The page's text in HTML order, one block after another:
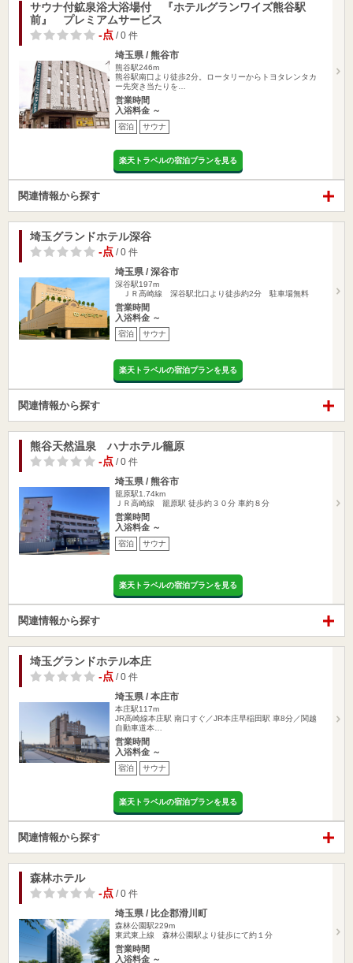
サウナ付鉱泉浴大浴場付 『ホテルグランワイズ熊谷駅
前』 プレミアムサービス
-点 / 0 件
埼玉県 / 熊谷市
熊谷駅246m
熊谷駅南口より徒歩2分。ロータリーからトヨタレンタカ
ー先突き当たりを…
営業時間
入浴料金 ～
宿泊 サウナ
楽天トラベルの宿泊プランを見る
関連情報から探す
埼玉グランドホテル深谷
-点 / 0 件
埼玉県 / 深谷市
深谷駅197m
ＪＲ高崎線 深谷駅北口より徒歩約2分 駐車場無料
営業時間
入浴料金 ～
宿泊 サウナ
楽天トラベルの宿泊プランを見る
関連情報から探す
熊谷天然温泉 ハナホテル籠原
-点 / 0 件
埼玉県 / 熊谷市
籠原駅1.74km
ＪＲ高崎線 籠原駅 徒歩約３０分 車約８分
営業時間
入浴料金 ～
宿泊 サウナ
楽天トラベルの宿泊プランを見る
関連情報から探す
埼玉グランドホテル本庄
-点 / 0 件
埼玉県 / 本庄市
本庄駅117m
JR高崎線本庄駅 南口すぐ／JR本庄早稲田駅 車8分／関越
自動車道本…
営業時間
入浴料金 ～
宿泊 サウナ
楽天トラベルの宿泊プランを見る
関連情報から探す
森林ホテル
-点 / 0 件
埼玉県 / 比企郡滑川町
森林公園駅229m
東武東上線 森林公園駅より徒歩にて約１分
営業時間
入浴料金 ～